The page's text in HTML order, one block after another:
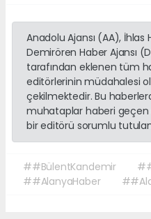
Anadolu Ajansı (AA), İhlas
Demirören Haber Ajansı
tarafından eklenen tüm
editörlerinin müdahalesi
çekilmektedir. Bu
muhataplar haberi geçen
bir editörü sorumlu
##BülentKandemir
##AlanyaHaber